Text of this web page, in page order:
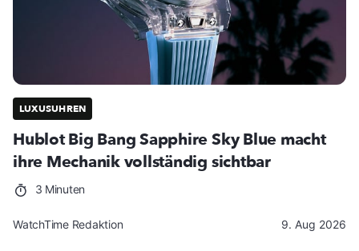
LUXUSUHREN
Hublot Big Bang Sapphire Sky Blue macht
ihre Mechanik vollständig sichtbar
3 Minuten
WatchTime Redaktion 9. Aug 2026